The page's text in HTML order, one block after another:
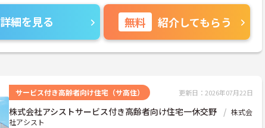
詳細を見る 無料 紹介してもらう
サービス付き高齢者向け住宅（サ高住） 更新日：2026年07月22日
株式会社アシストサービス付き高齢者向け住宅一休交野
株式会
社アシスト